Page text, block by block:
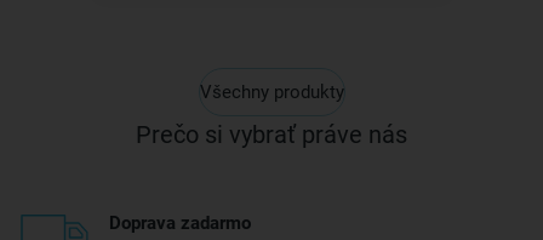
Všechny produkty
Prečo si vybrať práve nás
Doprava zadarmo